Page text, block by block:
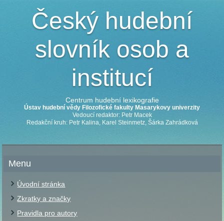
Český hudební
slovník osob a
institucí
Centrum hudební lexikografie
Ústav hudební vědy Filozofické fakulty Masarykovy univerzity
Vedoucí redaktor: Petr Macek
Redakční kruh: Petr Kalina, Karel Steinmetz, Šárka Zahrádková
Menu
Úvodní stránka
Zkratky a značky
Pravidla pro autory